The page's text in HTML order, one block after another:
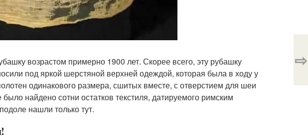
возрастом примерно 1900 лет. Скорее всего, эту рубашку
под яркой шерстяной верхней одеждой, которая была в ходу у
одинакового размера, сшитых вместе, с отверстием для шеи
найдено сотни остатков текстиля, датируемого римским
нашли только тут.
⇨